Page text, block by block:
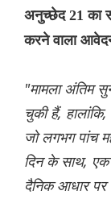
अनुच्छेद 21 का
करने वाला
"मामला अंतिम
चुकी हैं,
जो लगभग पांच
दिन के साथ, एक
दैनिक आधार पर